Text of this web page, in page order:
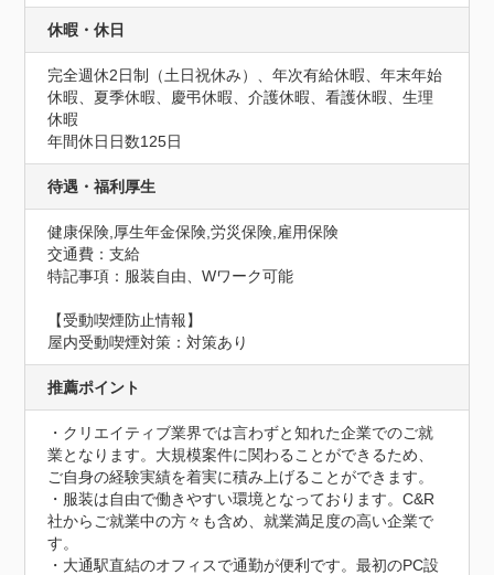
休暇・休日
完全週休2日制（土日祝休み）、年次有給休暇、年末年始
休暇、夏季休暇、慶弔休暇、介護休暇、看護休暇、生理
休暇
年間休日日数125日
待遇・福利厚生
健康保険,厚生年金保険,労災保険,雇用保険
交通費：支給
特記事項：服装自由、Wワーク可能
【受動喫煙防止情報】
屋内受動喫煙対策：対策あり
推薦ポイント
・クリエイティブ業界では言わずと知れた企業でのご就
業となります。大規模案件に関わることができるため、
ご自身の経験実績を着実に積み上げることができます。
・服装は自由で働きやすい環境となっております。C&R
社からご就業中の方々も含め、就業満足度の高い企業で
す。
・大通駅直結のオフィスで通勤が便利です。最初のPC設